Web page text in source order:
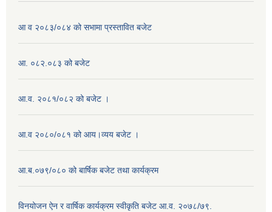
आ व २०८३/०८४ को सभामा प्रस्तावित बजेट
आ. ०८२.०८३ को बजेट
आ.व. २०८१/०८२ को बजेट ।
आ.व २०८०/०८१ को आय।व्यय बजेट ।
आ.ब.०७९/०८० को बार्षिक बजेट तथा कार्यक्रम
विनयोजन ऐन र वार्षिक कार्यक्रम स्वीकृति बजेट आ.व. २०७८/७९.